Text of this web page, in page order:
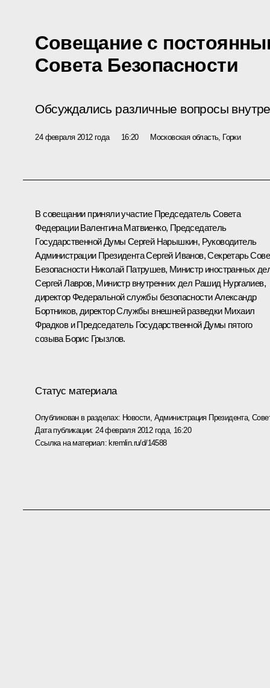
Совещание с
Совета Безопасности
Обсуждались различные вопросы
24 февраля 2012 года 16:20 Московская область, Горки
В совещании приняли участие Председатель Совета
ФедерацииВалентина Матвиенко, Председатель
Государственной Думы Сергей Нарышкин, Руководитель
Администрации ПрезидентаСергей Иванов, Секретарь
Безопасности Николай Патрушев, Министр иностранных
Сергей Лавров, Министр внутренних дел Рашид Нургалиев,
директор Федеральной службы безопасностиАлександр
Бортников, директор Службы внешней разведки Михаил
Фрадкови Председатель Государственной Думы пятого
созыва Борис Грызлов.
Статус материала
Опубликован в разделах: Новости, Администрация Президента,
Дата публикации: 24 февраля 2012 года, 16:20
Ссылка на материал: kremlin.ru/d/14588